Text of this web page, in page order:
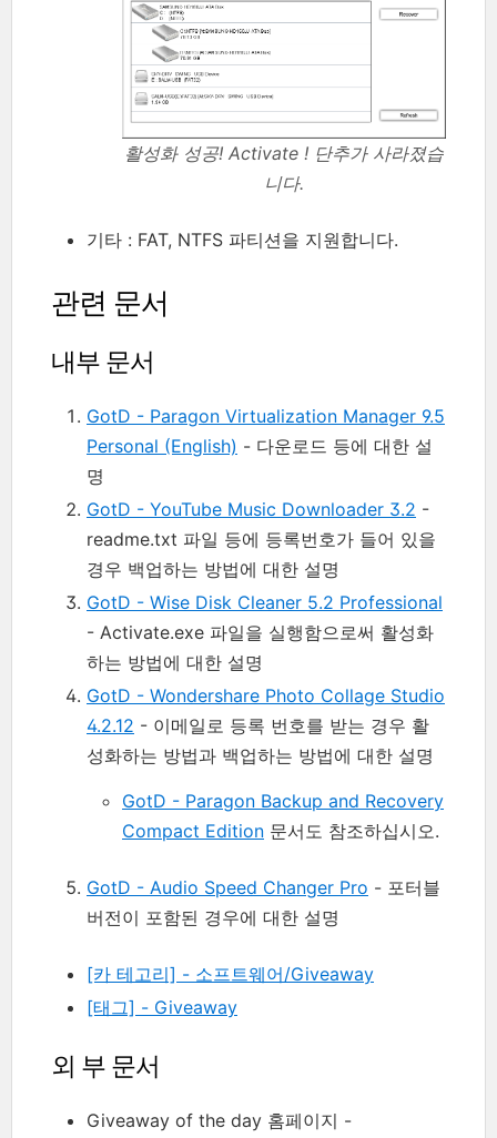
활성화 성공! Activate ! 단추가 사라졌습
니다.
기타 : FAT, NTFS 파티션을 지원합니다.
관련 문서
내부 문서
GotD - Paragon Virtualization Manager 9.5
Personal (English) - 다운로드 등에 대한 설
명
GotD - YouTube Music Downloader 3.2 -
readme.txt 파일 등에 등록번호가 들어 있을
경우 백업하는 방법에 대한 설명
GotD - Wise Disk Cleaner 5.2 Professional
- Activate.exe 파일을 실행함으로써 활성화
하는 방법에 대한 설명
GotD - Wondershare Photo Collage Studio
4.2.12 - 이메일로 등록 번호를 받는 경우 활
성화하는 방법과 백업하는 방법에 대한 설명
GotD - Paragon Backup and Recovery
Compact Edition 문서도 참조하십시오.
GotD - Audio Speed Changer Pro - 포터블
버전이 포함된 경우에 대한 설명
[카 테고리] - 소프트웨어/Giveaway
[태그] - Giveaway
외 부 문서
Giveaway of the day 홈페이지 -